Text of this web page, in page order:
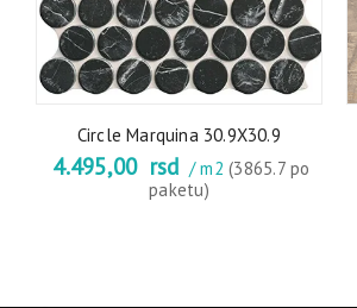
Circle Marquina 30.9X30.9
4.495,00 rsd / m2 (3865.7 po
paketu)